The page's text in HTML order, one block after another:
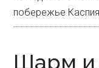
побережье Каспия
Шарм и